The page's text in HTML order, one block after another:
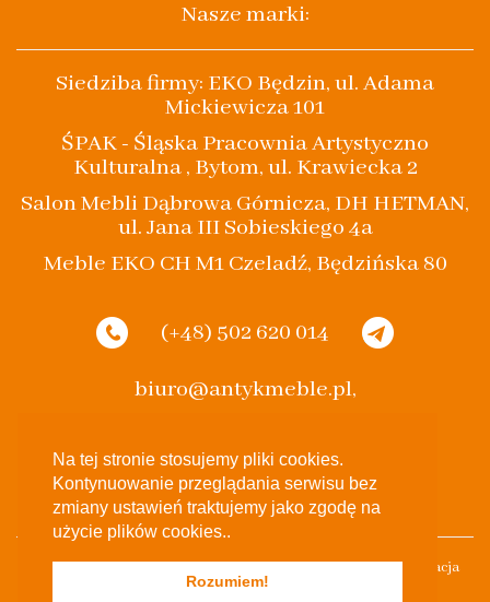
Na tej stronie stosujemy pliki cookies.
Kontynuowanie przeglądania serwisu bez
zmiany ustawień traktujemy jako zgodę na
użycie plików cookies..
Rozumiem!
Nasze marki:
Siedziba firmy: EKO Będzin, ul. Adama
Mickiewicza 101
ŚPAK - Śląska Pracownia Artystyczno
Kulturalna , Bytom, ul. Krawiecka 2
Salon Mebli Dąbrowa Górnicza, DH HETMAN,
ul. Jana III Sobieskiego 4a
Meble EKO CH M1 Czeladź, Będzińska 80
(+48) 502 620 014
biuro@antykmeble.pl,
spak.bytom@gmail.com
Stylowe Eko 2017 Wszelkie Prawa Zastrzeżone Projekt & Realizacja